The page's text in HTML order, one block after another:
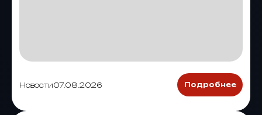
Новости07.08.2026 Подробнее